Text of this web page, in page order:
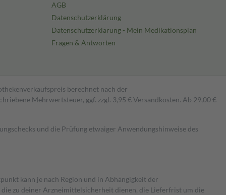
AGB
Datenschutzerklärung
Datenschutzerklärung - Mein Medikationsplan
Fragen & Antworten
berechnet nach der
Mehrwertsteuer, ggf. zzgl. 3,95 € Versandkosten. Ab 29,00 €
und die Prüfung etwaiger Anwendungshinweise des
kann je nach Region und in Abhängigkeit der
zu deiner Arzneimittelsicherheit dienen, die Lieferfrist um die